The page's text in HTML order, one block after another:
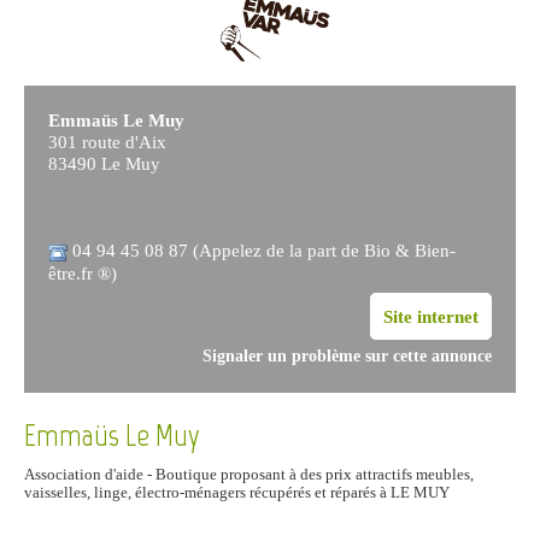
Emmaüs Le Muy
301 route d'Aix
83490 Le Muy
04 94 45 08 87 (Appelez de la part de Bio & Bien-
être.fr ®)
Site internet
Signaler un problème sur cette annonce
Emmaüs Le Muy
Association d'aide - Boutique proposant à des prix attractifs meubles,
vaisselles, linge, électro-ménagers récupérés et réparés à LE MUY